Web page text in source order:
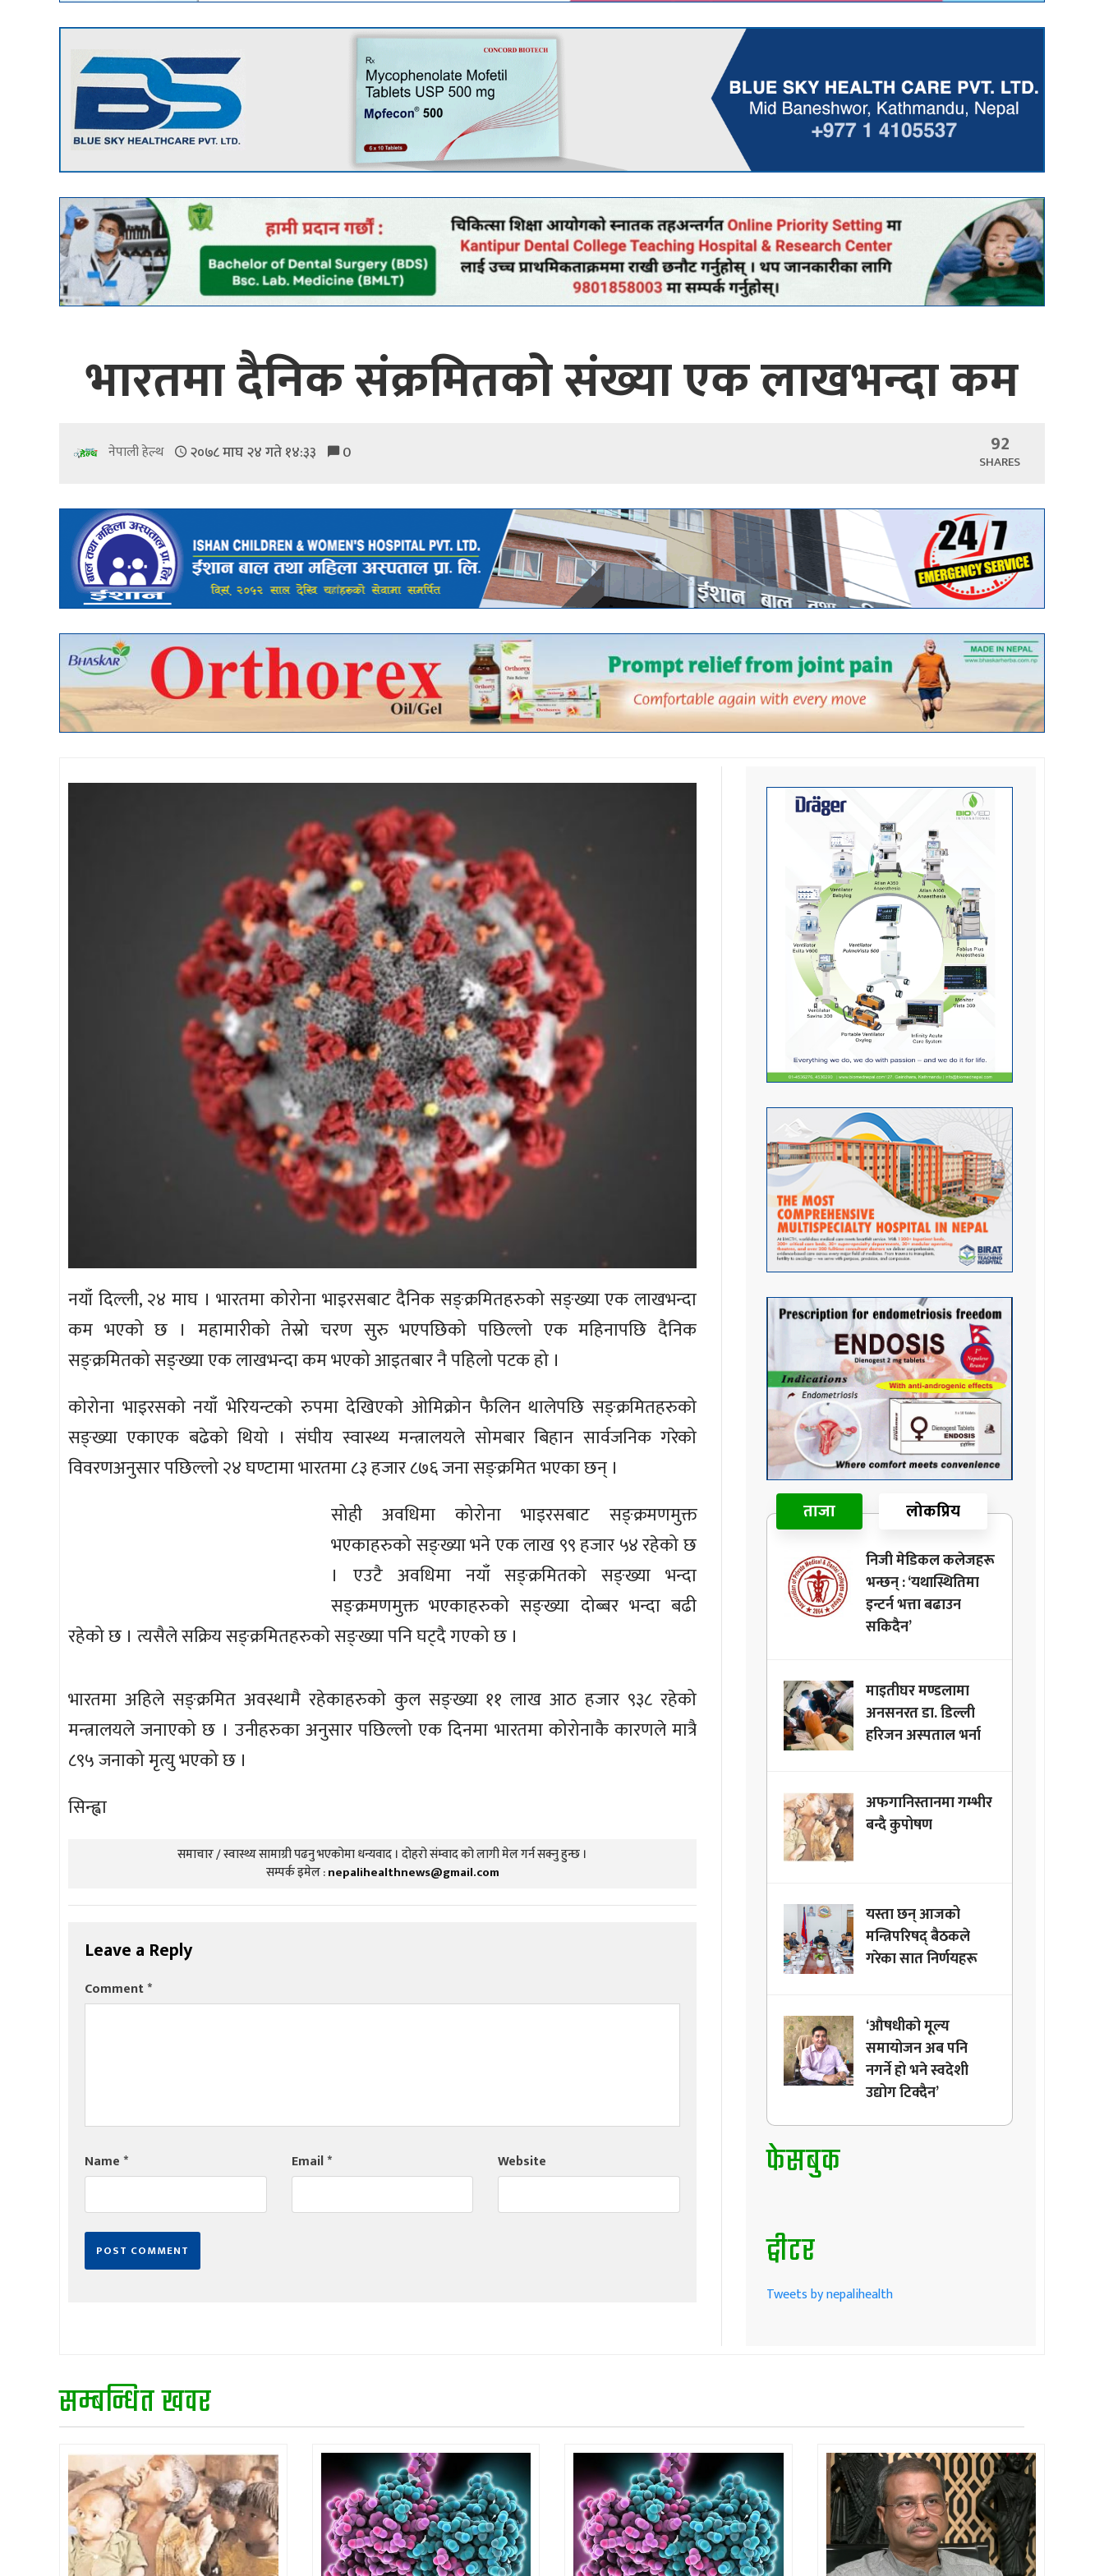
भारतमा दैनिक संक्रमितको संख्या एक लाखभन्दा कम
नेपाली हेल्थ २०७८ माघ २४ गते १४:३३ 0 92
SHARES
नयाँ दिल्ली, २४ माघ । भारतमा कोरोना भाइरसबाट दैनिक सङ्क्रमितहरुको सङ्ख्या एक लाखभन्दा
कम भएको छ । महामारीको तेस्रो चरण सुरु भएपछिको पछिल्लो एक महिनापछि दैनिक
सङ्क्रमितको सङ्ख्या एक लाखभन्दा कम भएको आइतबार नै पहिलो पटक हो ।
कोरोना भाइरसको नयाँ भेरियन्टको रुपमा देखिएको ओमिक्रोन फैलिन थालेपछि सङ्क्रमितहरुको
सङ्ख्या एकाएक बढेको थियो । संघीय स्वास्थ्य मन्त्रालयले सोमबार बिहान सार्वजनिक गरेको
विवरणअनुसार पछिल्लो २४ घण्टामा भारतमा ८३ हजार ८७६ जना सङ्क्रमित भएका छन् ।
सोही अवधिमा कोरोना भाइरसबाट सङ्क्रमणमुक्त
भएकाहरुको सङ्ख्या भने एक लाख ९९ हजार ५४ रहेको छ
। एउटै अवधिमा नयाँ सङ्क्रमितको सङ्ख्या भन्दा
सङ्क्रमणमुक्त भएकाहरुको सङ्ख्या दोब्बर भन्दा बढी
रहेको छ । त्यसैले सक्रिय सङ्क्रमितहरुको सङ्ख्या पनि घट्दै गएको छ ।
भारतमा अहिले सङ्क्रमित अवस्थामै रहेकाहरुको कुल सङ्ख्या ११ लाख आठ हजार ९३८ रहेको
मन्त्रालयले जनाएको छ । उनीहरुका अनुसार पछिल्लो एक दिनमा भारतमा कोरोनाकै कारणले मात्रै
८९५ जनाको मृत्यु भएको छ ।
सिन्ह्वा
समाचार / स्वास्थ्य सामाग्री पढनु भएकोमा धन्यवाद । दोहरो संम्वाद को लागी मेल गर्न सक्नु हुन्छ ।
सम्पर्क इमेल :nepalihealthnews@gmail.com
Leave a Reply
Comment*
Name* Email* Website
ताजा लोकप्रिय
निजी मेडिकल कलेजहरू
भन्छन् : ‘यथास्थितिमा
इन्टर्न भत्ता बढाउन
सकिदैन’
माइतीघर मण्डलामा
अनसनरत डा. डिल्ली
हरिजन अस्पताल भर्ना
अफगानिस्तानमा गम्भीर
बन्दै कुपोषण
यस्ता छन् आजको
मन्त्रिपरिषद् बैठकले
गरेका सात निर्णयहरू
‘औषधीको मूल्य
समायोजन अब पनि
नगर्ने हो भने स्वदेशी
उद्योग टिक्दैन’
फेसबुक
ट्वीटर
Tweets by nepalihealth
सम्बन्धित खवर